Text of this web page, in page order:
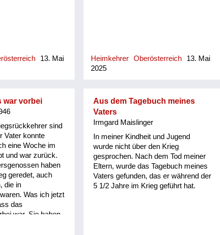
13. Mai
Heimkehrer Oberösterreich
13. Mai
2025
war vorbei
sind
Vater konnte
eine Woche im
und war zurück.
haben
geredet, auch
die in
Was ich jetzt
das
war. Sie haben
Aus dem Tagebuch meines
Vaters
Irmgard Maislinger
In meiner Kindheit und Jugend
wurde nicht über den Krieg
gesprochen. Nach dem Tod meiner
Eltern, wurde das Tagebuch meines
Vaters gefunden, das er während der
5 1/2 Jahre im Krieg geführt hat.